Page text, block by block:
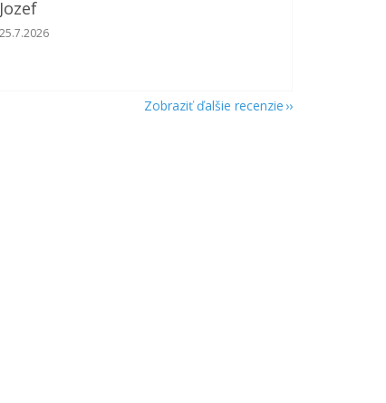
Jozef
Hodnotenie obchodu je 5 z 5 hviezdičiek.
25.7.2026
Zobraziť ďalšie recenzie